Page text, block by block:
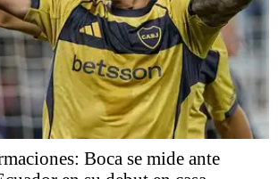
Boca se mide ante